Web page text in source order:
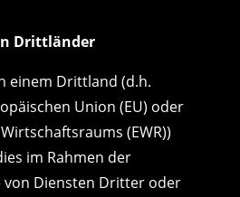
Drittländer
einem Drittland (d.h.
Union (EU) oder
(EWR))
im Rahmen der
Diensten Dritter oder